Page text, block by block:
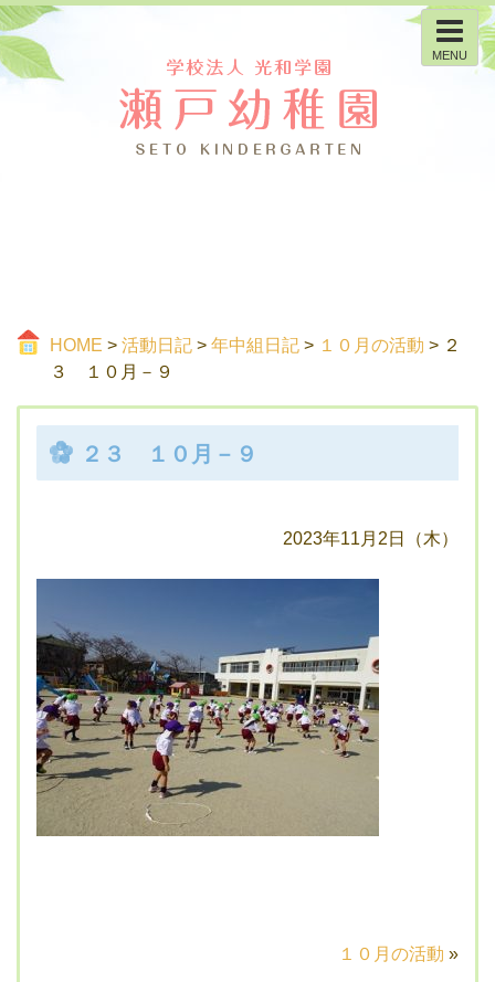
MENU
HOME > 活動日記 > 年中組日記 > １０月の活動 > ２
３ １０月－９
２３ １０月－９
2023年11月2日（木）
１０月の活動 »